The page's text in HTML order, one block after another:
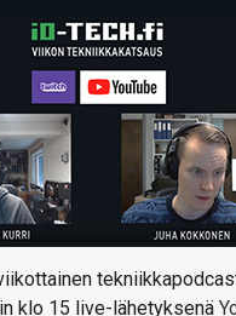
klo 15 live-lähetyksenä